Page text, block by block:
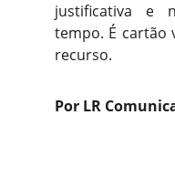
justificativa e
tempo. É
recurso.
Por LR